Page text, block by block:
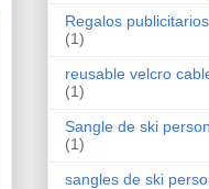
Regalos
(1)
reusable velcro
(1)
Sangle de ski
(1)
sangles de ski